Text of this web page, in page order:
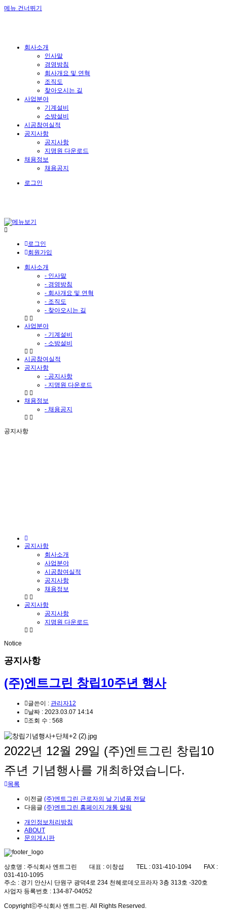
메뉴 건너뛰기
회사소개
인사말
경영방침
회사개요 및 연혁
조직도
찾아오시는 길
사업분야
기계설비
소방설비
시공참여실적
공지사항
공지사항
지명원 다운로드
채용정보
채용공지
로그인
로그인
회원가입
회사소개
- 인사말
- 경영방침
- 회사개요 및 연혁
- 조직도
- 찾아오시는 길
사업분야
- 기계설비
- 소방설비
시공참여실적
공지사항
- 공지사항
- 지명원 다운로드
채용정보
- 채용공지
공지사항
공지사항
회사소개
사업분야
시공참여실적
공지사항
채용정보
공지사항
공지사항
지명원 다운로드
Notice
공지사항
(주)엔트그린 창립10주년 행사
글쓴이 : 관리자12
날짜 : 2023.03.07 14:14
조회 수 : 568
2022년 12월 29일 (주)엔트그린 창립10
주년 기념행사를 개최하였습니다.
목록
이전글 (주)엔트그린 근로자의 날 기념품 전달
다음글 (주)엔트그린 홈페이지 개통 알림
개인정보처리방침
ABOUT
문의게시판
상호명 : 주식회사 엔트그린 대표 : 이창섭 TEL : 031-410-1094 FAX :
031-410-1095
주소 : 경기 안산시 단원구 광덕4로 234 천혜로데오프라자 3층 313호 -320호
사업자 등록번호 : 134-87-04052
Copyrightⓒ주식회사 엔트그린. All Rights Reserved.